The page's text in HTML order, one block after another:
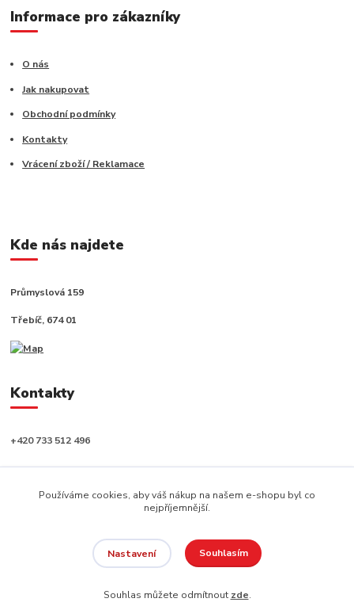
Informace pro zákazníky
O nás
Jak nakupovat
Obchodní podmínky
Kontakty
Vrácení zboží / Reklamace
Kde nás najdete
Průmyslová 159
Třebíč, 674 01
Kontakty
+420 733 512 496
info@capushop.cz
Vytvořeno na
Eshop-rychle.cz
Používáme cookies, aby váš nákup na našem e-shopu byl co
nejpříjemnější.
Nastavení Souhlasím
Souhlas můžete odmítnout zde.